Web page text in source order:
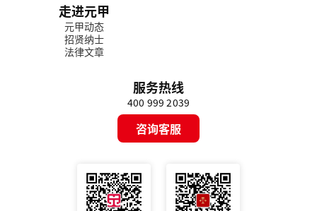
走进元甲
元甲动态
招贤纳士
法律文章
服务热线
400 999 2039
咨询客服